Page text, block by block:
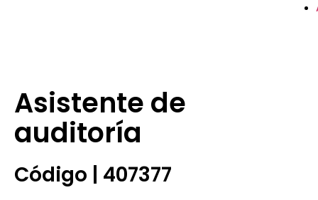
Asistente de
auditoría
Código | 407377